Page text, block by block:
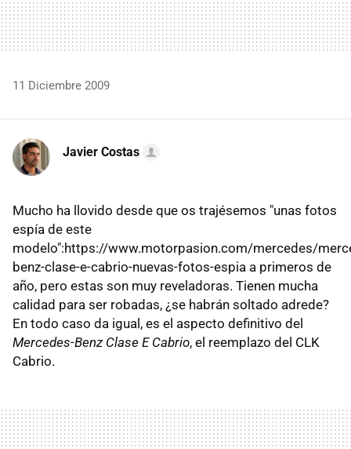
11 Diciembre 2009
Javier Costas
Mucho ha llovido desde que os trajésemos "unas fotos
espía de este
modelo":https://www.motorpasion.com/mercedes/
benz-clase-e-cabrio-nuevas-fotos-espia a primeros de
año, pero estas son muy reveladoras. Tienen mucha
calidad para ser robadas, ¿se habrán soltado adrede?
En todo caso da igual, es el aspecto definitivo del
Mercedes-Benz Clase E Cabrio, el reemplazo del CLK
Cabrio.